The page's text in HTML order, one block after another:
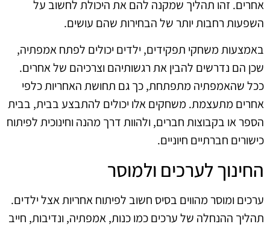
אחרים. זהו תהליך שמקנה להם את היכולת לחשוב על
השפעות רחבות יותר של הבחירות שהם עושים.
באמצעות משחקי תפקידים, ילדים יכולים לפתח אמפתיה,
שכן הם נדרשים להבין את רגשותיהם וצרכיהם של אחרים.
ככל שהאמפתיה מתפתחת, כך גם תחושת האחריות כלפי
אחרים מתעצמת. משחקים אלו יכולים להתבצע בבית, בבית
הספר או בקבוצות חברים, ולהוות דרך מהנה וחינוכית לפיתוח
כישורים חברתיים חיוניים.
החינוך לערכים ולמוסר
ערכים ומוסר מהווים בסיס חשוב לפיתוח אחריות אצל ילדים.
תהליך ההנחלה של ערכים כמו כנות, אמפתיה, ונדיבות, חייב